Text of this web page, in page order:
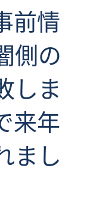
前情
側の
しま
来年
まし